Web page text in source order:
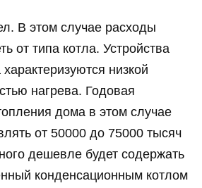
В этом случае расходы
от типа котла. Устройства
характеризуются низкой
нагрева. Годовая
дома в этом случае
от 50000 до 75000 тысяч
дешевле будет содержать
конденсационным котлом